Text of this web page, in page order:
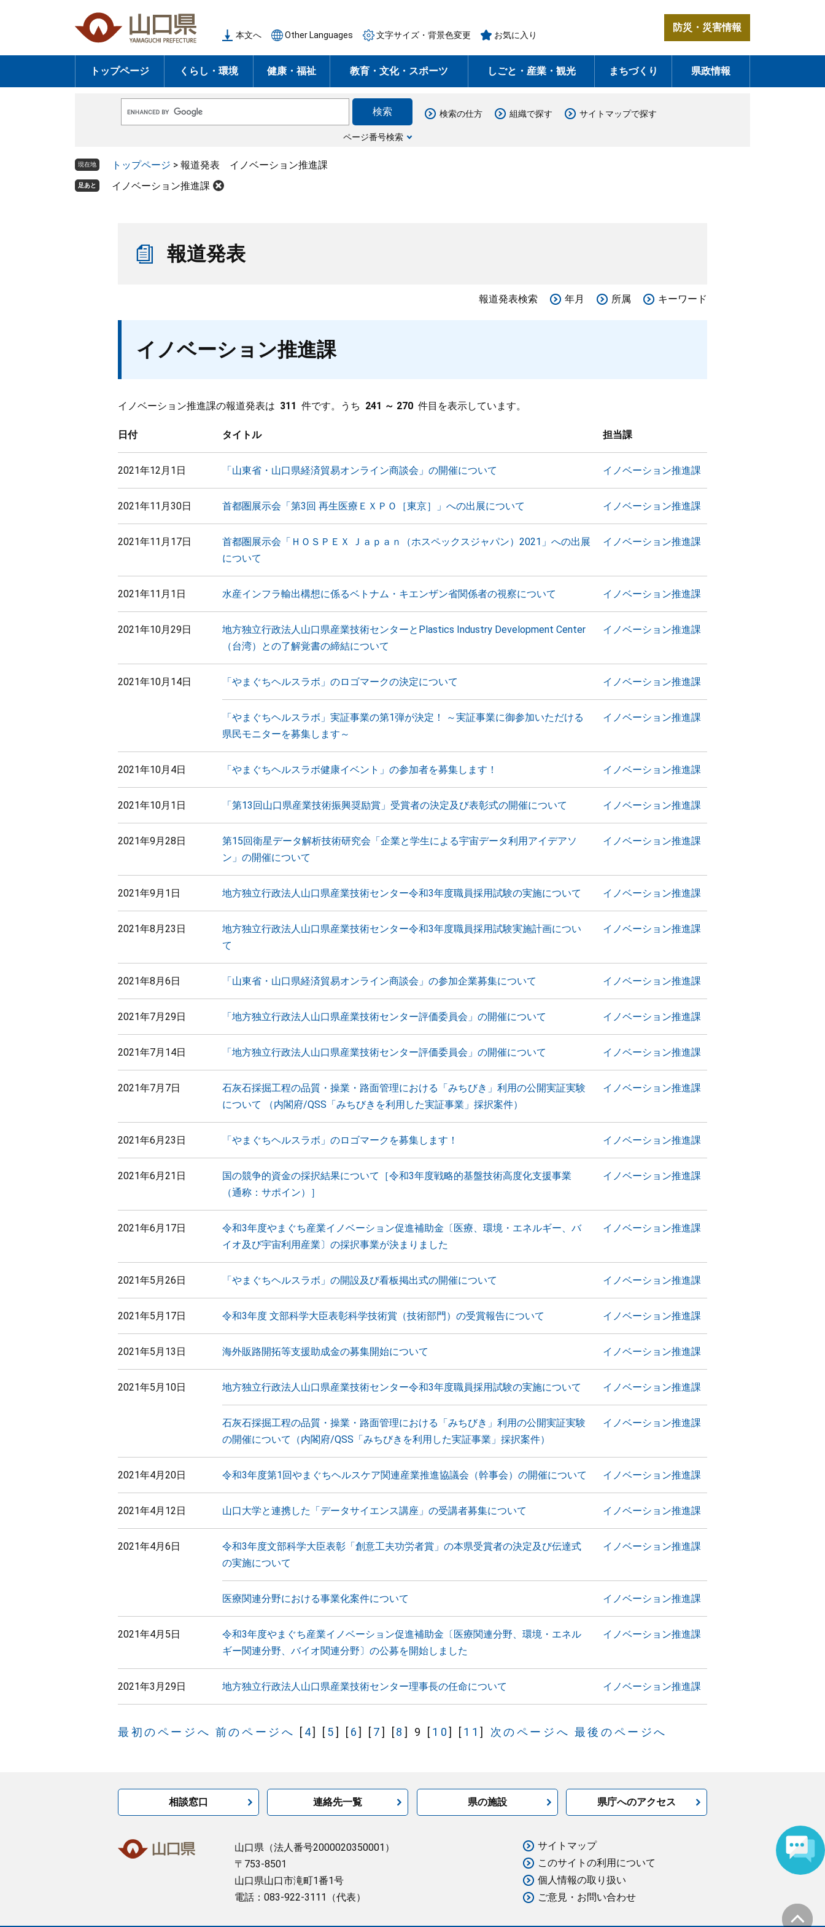
の
頭
ー
飛
本文へ Other Languages 文字サイズ・背景色変更 お気に入り
防災・災害情報
トップページ くらし・環境 健康・福祉 教育・文化・スポーツ しごと・産業・観光 まちづくり 県政情報
o
e
ス
ページ番号検索
検索の仕方 組織で探す サイトマップで探す
現在地 トップページ > 報道発表 イノベーション推進課
足あと イノベーション推進課
報道発表
報道発表検索 年月 所属 キーワード
イノベーション推進課
イノベーション推進課の報道発表は 311 件です。うち 241 ～ 270 件目を表示しています。
日付 タイトル 担当課
2021年12月1日 「山東省・山口県経済貿易オンライン商談会」の開催について イノベーション推進課
2021年11月30日 首都圏展示会「第3回 再生医療ＥＸＰＯ［東京］」への出展について イノベーション推進課
2021年11月17日
首都圏展示会「ＨＯＳＰＥＸ Ｊａｐａｎ（ホスペックスジャパン）2021」への出展
について
イノベーション推進課
2021年11月1日 水産インフラ輸出構想に係るベトナム・キエンザン省関係者の視察について イノベーション推進課
2021年10月29日
地方独立行政法人山口県産業技術センターとPlastics Industry Development Center
（台湾）との了解覚書の締結について
イノベーション推進課
2021年10月14日 「やまぐちヘルスラボ」のロゴマークの決定について イノベーション推進課
「やまぐちヘルスラボ」実証事業の第1弾が決定！ ～実証事業に御参加いただける
県民モニターを募集します～
イノベーション推進課
2021年10月4日 「やまぐちヘルスラボ健康イベント」の参加者を募集します！ イノベーション推進課
2021年10月1日 「第13回山口県産業技術振興奨励賞」受賞者の決定及び表彰式の開催について イノベーション推進課
2021年9月28日
第15回衛星データ解析技術研究会「企業と学生による宇宙データ利用アイデアソ
ン」の開催について
イノベーション推進課
2021年9月1日 地方独立行政法人山口県産業技術センター令和3年度職員採用試験の実施について イノベーション推進課
2021年8月23日
地方独立行政法人山口県産業技術センター令和3年度職員採用試験実施計画につい
て
イノベーション推進課
2021年8月6日 「山東省・山口県経済貿易オンライン商談会」の参加企業募集について イノベーション推進課
2021年7月29日 「地方独立行政法人山口県産業技術センター評価委員会」の開催について イノベーション推進課
2021年7月14日 「地方独立行政法人山口県産業技術センター評価委員会」の開催について イノベーション推進課
2021年7月7日
石灰石採掘工程の品質・操業・路面管理における「みちびき」利用の公開実証実験
について （内閣府/QSS「みちびきを利用した実証事業」採択案件）
イノベーション推進課
2021年6月23日 「やまぐちヘルスラボ」のロゴマークを募集します！ イノベーション推進課
2021年6月21日
国の競争的資金の採択結果について［令和3年度戦略的基盤技術高度化支援事業
（通称：サポイン）］
イノベーション推進課
2021年6月17日
令和3年度やまぐち産業イノベーション促進補助金〔医療、環境・エネルギー、バ
イオ及び宇宙利用産業〕の採択事業が決まりました
イノベーション推進課
2021年5月26日 「やまぐちヘルスラボ」の開設及び看板掲出式の開催について イノベーション推進課
2021年5月17日 令和3年度 文部科学大臣表彰科学技術賞（技術部門）の受賞報告について イノベーション推進課
2021年5月13日 海外販路開拓等支援助成金の募集開始について イノベーション推進課
2021年5月10日 地方独立行政法人山口県産業技術センター令和3年度職員採用試験の実施について イノベーション推進課
石灰石採掘工程の品質・操業・路面管理における「みちびき」利用の公開実証実験
の開催について（内閣府/QSS「みちびきを利用した実証事業」採択案件）
イノベーション推進課
2021年4月20日 令和3年度第1回やまぐちヘルスケア関連産業推進協議会（幹事会）の開催について イノベーション推進課
2021年4月12日 山口大学と連携した「データサイエンス講座」の受講者募集について イノベーション推進課
2021年4月6日
令和3年度文部科学大臣表彰「創意工夫功労者賞」の本県受賞者の決定及び伝達式
の実施について
イノベーション推進課
医療関連分野における事業化案件について イノベーション推進課
2021年4月5日
令和3年度やまぐち産業イノベーション促進補助金〔医療関連分野、環境・エネル
ギー関連分野、バイオ関連分野〕の公募を開始しました
イノベーション推進課
2021年3月29日 地方独立行政法人山口県産業技術センター理事長の任命について イノベーション推進課
最初のページへ 前のページへ [ 4] [ 5] [ 6] [ 7] [8 ] 9 [ 10] [ 11] 次のページへ 最後のページへ
相談窓口 連絡先一覧 県の施設 県庁へのアクセス
山口県 （法人番号2000020350001）
〒753-8501
山口県山口市滝町1番1号
電話：083-922-3111（代表）
サイトマップ
このサイトの利用について
個人情報の取り扱い
ご意見・お問い合わせ